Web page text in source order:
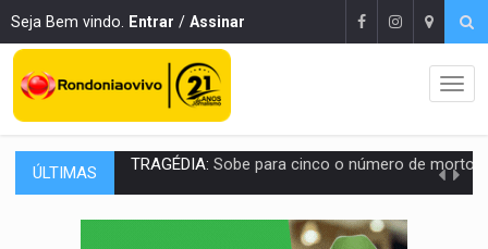
Seja Bem vindo. Entrar / Assinar
ÚLTIMAS TRANSPORTE DE ARROZ:MPF assegura cumprimento da legislação sobre transporte
DEEPFAKE:Sancionada lei contra violência sexual infantil na